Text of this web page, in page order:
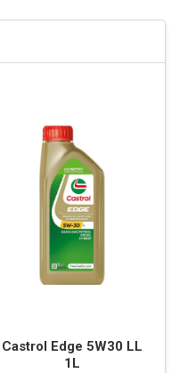
Castrol Edge 5W30 LL
1L